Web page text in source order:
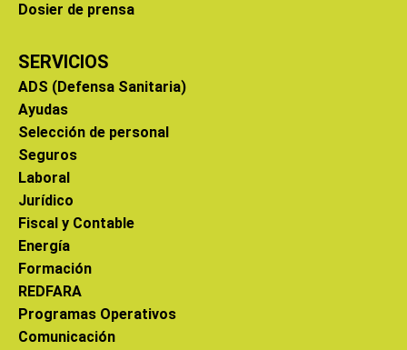
Dosier de prensa
SERVICIOS
ADS (Defensa Sanitaria)
Ayudas
Selección de personal
Seguros
Laboral
Jurídico
Fiscal y Contable
Energía
Formación
REDFARA
Programas Operativos
Comunicación